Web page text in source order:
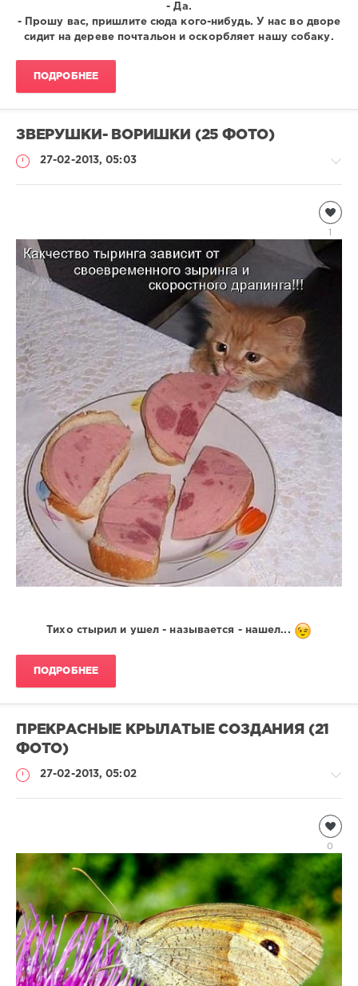
- Да.
- Прошу вас, пришлите сюда кого-нибудь. У нас во дворе
сидит на дереве почтальон и оскорбляет нашу собаку.
ПОДРОБНЕЕ
ЗВЕРУШКИ- ВОРИШКИ (25 ФОТО)
27-02-2013, 05:03
4
123
Тихо стырил и ушел - называется - нашел...
ПОДРОБНЕЕ
ПРЕКРАСНЫЕ КРЫЛАТЫЕ СОЗДАНИЯ (21
ФОТО)
27-02-2013, 05:02
0